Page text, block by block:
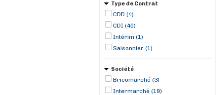
Bouguenais (2)
Guérande (2)
Le Croisic (2)
Orvault (2)
Rieux (2)
Type de Contrat
CDD (4)
CDI (40)
Intérim (1)
Saisonnier (1)
Société
Bricomarché (3)
Intermarché (19)